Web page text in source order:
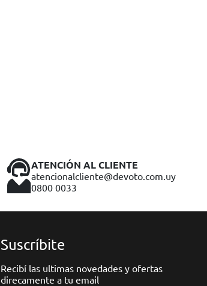
ATENCIÓN AL CLIENTE
atencionalcliente@devoto.com.uy
0800 0033
Suscríbite
Recibí las ultimas novedades y ofertas
direcamente a tu email